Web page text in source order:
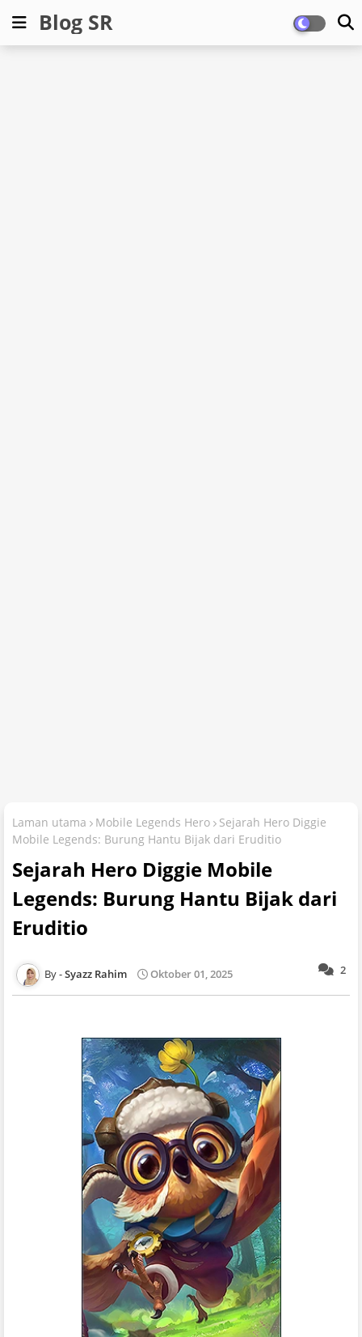
Blog SR
Laman utama Mobile Legends Hero
Sejarah Hero Diggie
Mobile Legends: Burung Hantu Bijak dari Eruditio
Sejarah Hero Diggie Mobile
Legends: Burung Hantu Bijak dari
Eruditio
2
Syazz Rahim Oktober 01, 2025